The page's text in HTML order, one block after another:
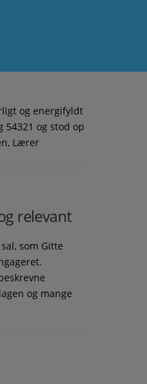
og energifyldt
54321 og stod op
Lærer
relevant
som Gitte
og mange